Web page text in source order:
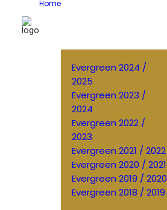
Home
Evergreen 2024 /
2025
Evergreen 2023 /
2024
Evergreen 2022 /
2023
Evergreen 2021 / 2022
Evergreen 2020 / 2021
Evergreen 2019 / 2020
Evergreen 2018 / 2019